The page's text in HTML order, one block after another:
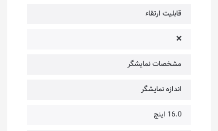
قابلیت ارتقاء
❌
مشخصات نمایشگر
اندازه نمایشگر
16.0 اینچ